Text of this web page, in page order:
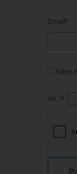
Email*
Save
six ×